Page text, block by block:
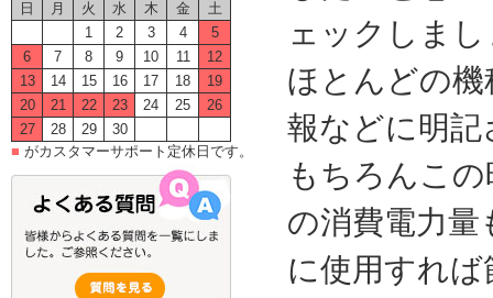
日
月 火 水 木 金
土
1
2 3 4
5
6
7 8 9 10 11
12
13
14 15 16 17 18
19
20
21 22 23 24 25
26
27
28 29
30
■ がカスタマーサポート定休日です。
ェックしま
ほとんどの
報などに明
もちろんこ
の消費電力
に使用すれ